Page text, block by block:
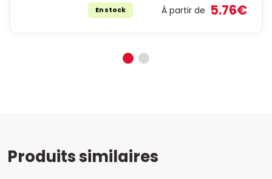
En stock À partir de 5.76€
Produits similaires